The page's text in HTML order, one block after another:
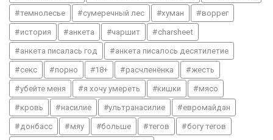
темнолесье сумеречный лес хуман воррег
история анкета чаршит charsheet
анкета писалась год анкета писалось десятилетие
секс порно 18+ расчленёнка жесть
убейте меня я хочу умереть кишки мясо
кровь насилие ультранасилие евромайдан
донбасс мяу больше тегов богу тегов